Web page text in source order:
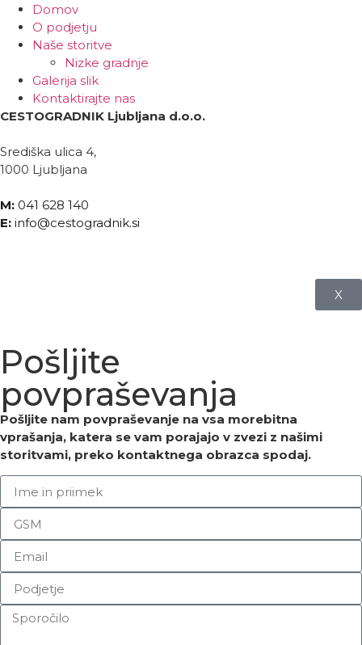
Domov
O podjetju
Naše storitve
Nizke gradnje
Galerija slik
Kontaktirajte nas
CESTOGRADNIK Ljubljana d.o.o.
Središka ulica 4,
1000 Ljubljana
M: 041 628 140
E: info@cestogradnik.si
X
Pošljite
povpraševanja
Pošljite nam povpraševanje na vsa morebitna
vprašanja, katera se vam porajajo v zvezi z našimi
storitvami, preko kontaktnega obrazca spodaj.